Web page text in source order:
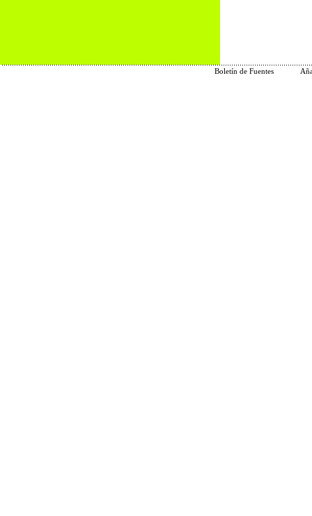
Boletín de Fuentes